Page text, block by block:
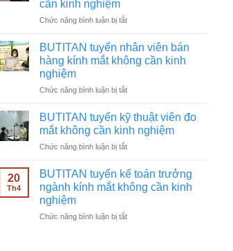
kính
không
cần
kinh
cần kinh nghiệm
Chức năng bình luận bị tắtở
tuyển
chạy
quảng
Facebook
kính
mắt
không
cần
nghiệm
BUTITAN tuyển nhân viên bán
hàng kính mắt không cần kinh
nghiệm
Chức năng bình luận bị tắtở
tuyển
nhân
viên
bán
kính
mắt
không
kinh
BUTITAN tuyển kỹ thuật viên đo
mắt không cần kinh nghiệm
Chức năng bình luận bị tắtở
tuyển
kỹ
thuật
đo
20
Th4
BUTITAN tuyển kế toán trưởng
ngành kính mắt không cần kinh
nghiệm
Chức năng bình luận bị tắtở